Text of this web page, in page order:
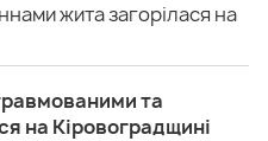
жита загорілася на
та
на Кіровоградщині